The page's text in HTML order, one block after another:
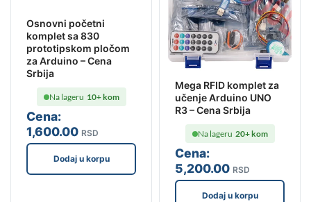
Osnovni početni
komplet sa 830
prototipskom pločom
za Arduino – Cena
Srbija
Cena:
1,600.00 RSD
Na lageru 10+ kom
Dodaj u korpu
Mega RFID komplet za
učenje Arduino UNO
R3 – Cena Srbija
Cena:
5,200.00 RSD
Na lageru 20+ kom
Dodaj u korpu